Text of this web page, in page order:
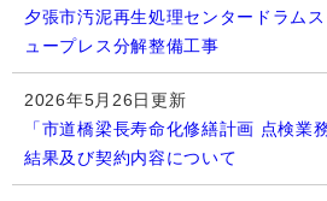
夕張市汚泥再生処理センタードラム
ュープレス分解整備工事
2026年5月26日更新
「市道橋梁長寿命化修繕計画 点検業
結果及び契約内容について